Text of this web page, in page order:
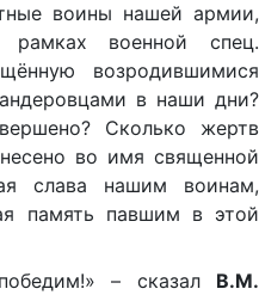
воины нашей армии,
военной спец.
возродившимися
в наши дни?
Сколько жертв
во имя священной
слава нашим воинам,
память павшим в этой
– сказал В.М.